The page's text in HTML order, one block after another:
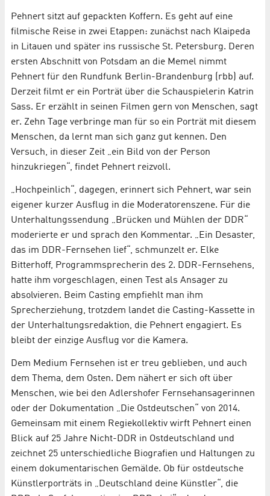
Pehnert sitzt auf gepackten Koffern. Es geht auf eine
filmische Reise in zwei Etappen: zunächst nach Klaipeda
in Litauen und später ins russische St. Petersburg. Deren
ersten Abschnitt von Potsdam an die Memel nimmt
Pehnert für den Rundfunk Berlin-Brandenburg (rbb) auf.
Derzeit filmt er ein Porträt über die Schauspielerin Katrin
Sass. Er erzählt in seinen Filmen gern von Menschen, sagt
er. Zehn Tage verbringe man für so ein Porträt mit diesem
Menschen, da lernt man sich ganz gut kennen. Den
Versuch, in dieser Zeit „ein Bild von der Person
hinzukriegen“, findet Pehnert reizvoll.
„Hochpeinlich“, dagegen, erinnert sich Pehnert, war sein
eigener kurzer Ausflug in die Moderatorenszene. Für die
Unterhaltungssendung „Brücken und Mühlen der DDR“
moderierte er und sprach den Kommentar. „Ein Desaster,
das im DDR-Fernsehen lief“, schmunzelt er. Elke
Bitterhoff, Programmsprecherin des 2. DDR-Fernsehens,
hatte ihm vorgeschlagen, einen Test als Ansager zu
absolvieren. Beim Casting empfiehlt man ihm
Sprecherziehung, trotzdem landet die Casting-Kassette in
der Unterhaltungsredaktion, die Pehnert engagiert. Es
bleibt der einzige Ausflug vor die Kamera.
Dem Medium Fernsehen ist er treu geblieben, und auch
dem Thema, dem Osten. Dem nähert er sich oft über
Menschen, wie bei den Adlershofer Fernsehansagerinnen
oder der Dokumentation „Die Ostdeutschen“ von 2014.
Gemeinsam mit einem Regiekollektiv wirft Pehnert einen
Blick auf 25 Jahre Nicht-DDR in Ostdeutschland und
zeichnet 25 unterschiedliche Biografien und Haltungen zu
einem dokumentarischen Gemälde. Ob für ostdeutsche
Künstlerporträts in „Deutschland deine Künstler“, die